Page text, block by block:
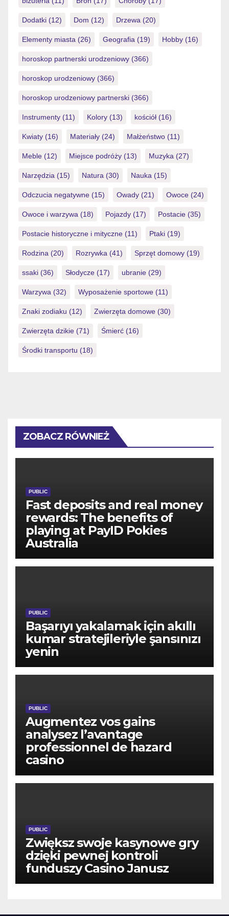
Dodatki (12) Dom (12) Drzewa (20)
Elementy miasta (26) Geografia (19) Hobby (16)
horoskop partnerski urodzeniowy (366)
horoskop urodzeniowy (366)
horoskop urodzeniowy partnerski (366)
Instrumenty (11) Kolory (13) kościół (16)
Kwiaty (16) Materiały (24) Małżeństwo (11)
Meble (12) Miejsce podróży (13) Muzyka (27)
Narzędzia (15) Natura (30) Nauka (15)
Odczucia negatywne (15) Owady (21) Owoce (24)
Owoce i warzywa (18) Pojazdy (17) Postacie (35)
Postacie historyczne i mityczne (11) Ptaki (19)
Rodzina (20) Rozrywka (41) Sprzęt domowy (19)
ssaki (36) Słodycze (17) ubranie (29)
Warzywa (32) Wyposażenie sportowe (11)
Znaki zodiaku (12) Zwierzęta domowe (30)
Zwierzęta dzikie (71) Śmierć (16)
Środki transportu (18)
ZOBACZ RÓWNIEŻ
PUBLIC
Fast deposits and real money
rewards: The benefits of
playing at PayID Pokies
Australia
PUBLIC
Başarıyı yakalamak için akıllı
kumar stratejileriyle şansınızı
yenin
PUBLIC
Augmentez vos gains
analysez l’avantage
professionnel de hazard
casino
PUBLIC
Zwiększ swoje kasynowe gry
dzięki pewnej kontroli
funduszy Casino Janusz